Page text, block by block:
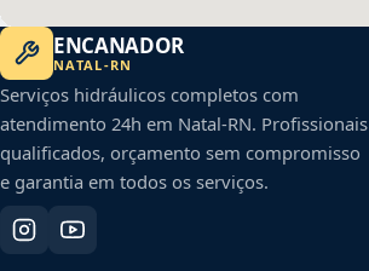
ENCANADOR
NATAL-RN
Serviços hidráulicos completos com
atendimento 24h em Natal-RN. Profissionais
qualificados, orçamento sem compromisso
e garantia em todos os serviços.